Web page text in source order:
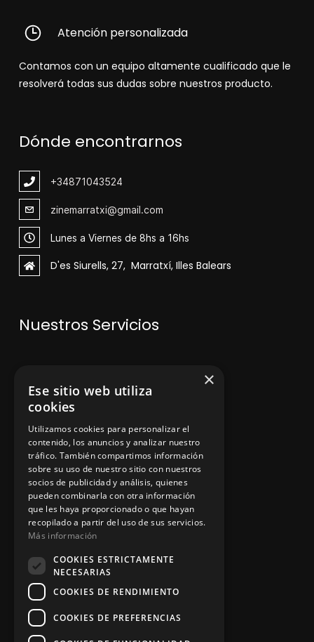
Atención personalizada
Contamos con un equipo altamente cualificado que le
resolverá todas sus dudas sobre nuestros producto.
Dónde encontrarnos
+34871043524
zinemarratxi@gmail.com
Lunes a Viernes de 8hs a 16hs
D'es Siurells, 27, Marratxí, Illes Balears
Nuestros Servicios
Asesoramiento personalizado
Instalación y reparación
Contacto
Información legal
Política de privacidad
Aviso legal
×
Ese sitio web utiliza
cookies
Utilizamos cookies para personalizar el
contenido, los anuncios y analizar nuestro
tráfico. También compartimos información
sobre su uso de nuestro sitio con nuestros
socios de publicidad y análisis, quienes
pueden combinarla con otra información
que les haya proporcionado o que hayan
recopilado a partir del uso de sus servicios.
Más información
COOKIES ESTRICTAMENTE
NECESARIAS
COOKIES DE RENDIMIENTO
COOKIES DE PREFERENCIAS